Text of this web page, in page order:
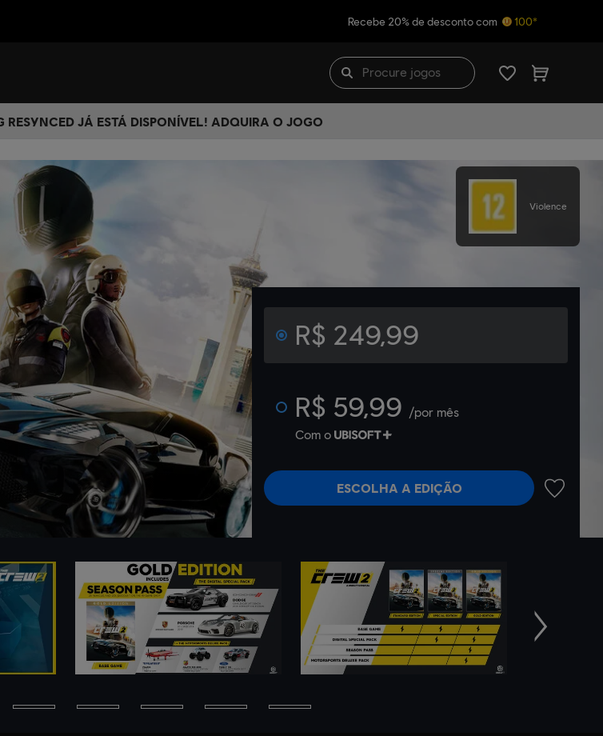
Recebe 20% de desconto com 100*
RESYNCED JÁ ESTÁ DISPONÍVEL! ADQUIRA O JOGO
Violence
R$ 249,99
R$ 59,99 /por mês
Com o
ESCOLHA A EDIÇÃO
Próximo